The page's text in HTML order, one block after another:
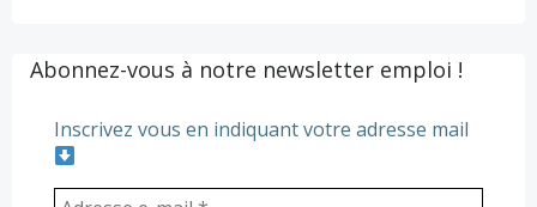
Abonnez-vous à notre newsletter emploi !
Inscrivez vous en indiquant votre adresse mail